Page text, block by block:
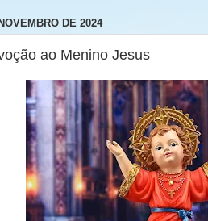
DE 2024
ao Menino Jesus